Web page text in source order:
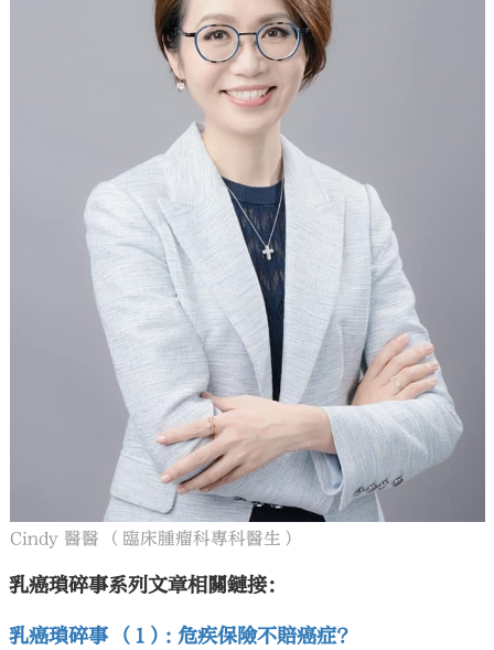
Cindy 醫醫 （臨床腫瘤科專科醫生）
乳癌瑣碎事系列文章相關鏈接：
乳癌瑣碎事 （1）: 危疾保險不賠癌症?